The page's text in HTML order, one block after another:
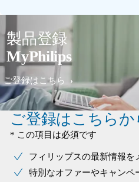
製品登録
MyPhilips
ご登録はこちら
ご登録はこちらか
* この項目は必須です
フィリップスの最新情報を
特別なオファーやキャンペ